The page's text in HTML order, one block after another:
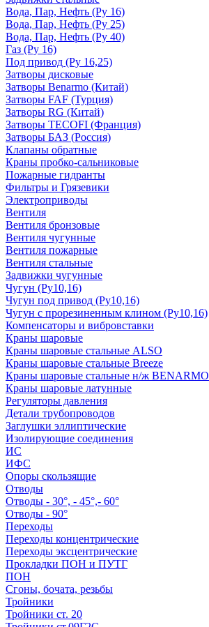
Вода, Пар, Нефть (Ру 16)
Вода, Пар, Нефть (Ру 25)
Вода, Пар, Нефть (Ру 40)
Газ (Ру 16)
Под привод (Ру 16,25)
Затворы дисковые
Затворы Benarmo (Китай)
Затворы FAF (Турция)
Затворы RG (Китай)
Затворы TECOFI (Франция)
Затворы БАЗ (Россия)
Клапаны обратные
Краны пробко-сальниковые
Пожарные гидранты
Фильтры и Грязевики
Электроприводы
Вентиля
Вентиля бронзовые
Вентиля чугунные
Вентиля пожарные
Вентиля стальные
Задвижки чугунные
Чугун (Ру10,16)
Чугун под привод (Ру10,16)
Чугун с прорезиненным клином (Ру10,16)
Компенсаторы и вибровставки
Краны шаровые
Краны шаровые стальные ALSO
Краны шаровые стальные Breeze
Краны шаровые стальные н/ж BENARMO
Краны шаровые латунные
Регуляторы давления
Детали трубопроводов
Заглушки эллиптические
Изолирующие соединения
ИС
ИФС
Опоры скользящие
Отводы
Отводы - 30°, - 45°,- 60°
Отводы - 90°
Переходы
Переходы концентрические
Переходы эксцентрические
Прокладки ПОН и ПУТГ
ПОН
Сгоны, бочата, резьбы
Тройники
Тройники ст. 20